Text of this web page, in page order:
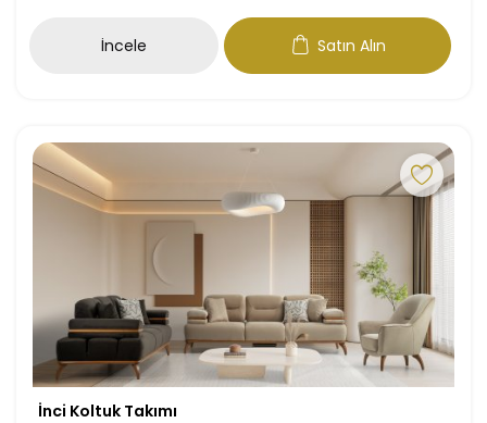
İncele Satın Alın
İnci Koltuk Takımı